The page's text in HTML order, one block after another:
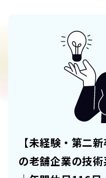
【未経験・第二
の老舗企業の技